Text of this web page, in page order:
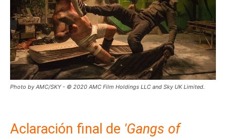
Photo by AMC/SKY - © 2020 AMC Film Holdings LLC and Sky UK Limited.
Aclaración final de 'Gangs of